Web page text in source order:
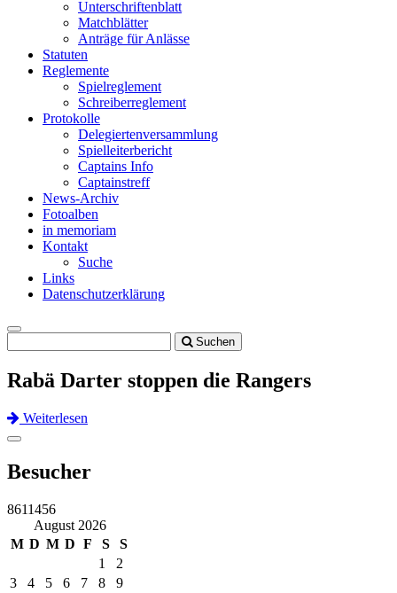
Unterschriftenblatt
Matchblätter
Anträge für Anlässe
Statuten
Reglemente
Spielreglement
Schreiberreglement
Protokolle
Delegiertenversammlung
Spielleiterbericht
Captains Info
Captainstreff
News-Archiv
Fotoalben
in memoriam
Kontakt
Suche
Links
Datenschutzerklärung
Toggle
navigation
Suchen
Rabä Darter stoppen die Rangers
Weiterlesen
Previous
Next
Toggle
Besucher
8611456
August 2026
M D M D F S S
1
2
3
4 5 6 7 8
9